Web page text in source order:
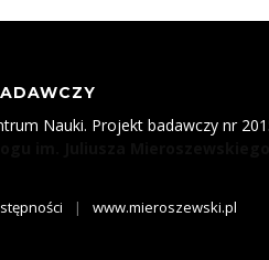
Nauki. Projekt badawczy nr
| www.mieroszewski.pl